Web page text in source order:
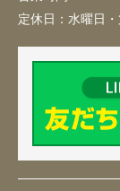
定休日： 水曜日